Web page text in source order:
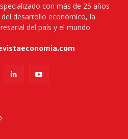
con más de 25 años
desarrollo económico, la
del país y el mundo.